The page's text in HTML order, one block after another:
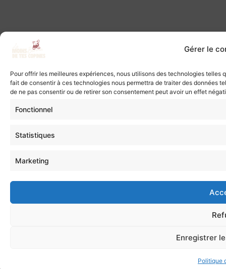
Gérer le
Pour offrir les meilleures expériences, nous utilisons des technologies
fait de consentir à ces technologies nous permettra de traiter des données
de ne pas consentir ou de retirer son consentement peut avoir un effet
Fonctionnel
Statistiques
Marketing
Enregistrer
Politique